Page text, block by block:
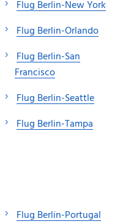
Flug Berlin-New York
Flug Berlin-Orlando
Flug Berlin-San
Francisco
Flug Berlin-Seattle
Flug Berlin-Tampa
Flug Berlin-Portugal